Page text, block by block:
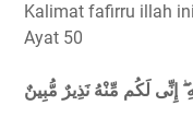
Kalimat fafirru illah
Ayat 50
إِنِّى لَكُم مِّنْهُ نَذِيرٌ مُّبِينٌ